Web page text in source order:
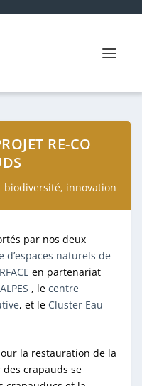
RE-CO
biodiversité, innovation
par nos deux
d’espaces naturels de
en partenariat
, le centre
, et le Cluster Eau
la restauration de la
crapauds se